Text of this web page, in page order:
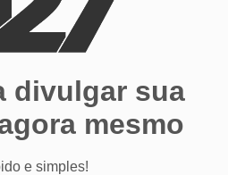
divulgar sua
mesmo
e simples!